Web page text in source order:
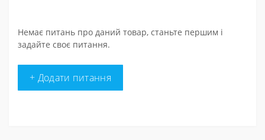
Немає питань про даний товар, станьте першим і
задайте своє питання.
+ Додати питання